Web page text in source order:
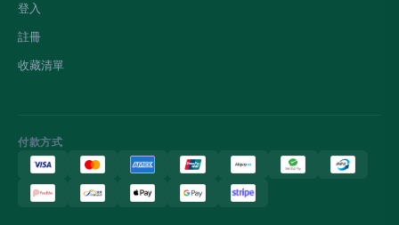
登入
註冊
收藏清單
付款方式